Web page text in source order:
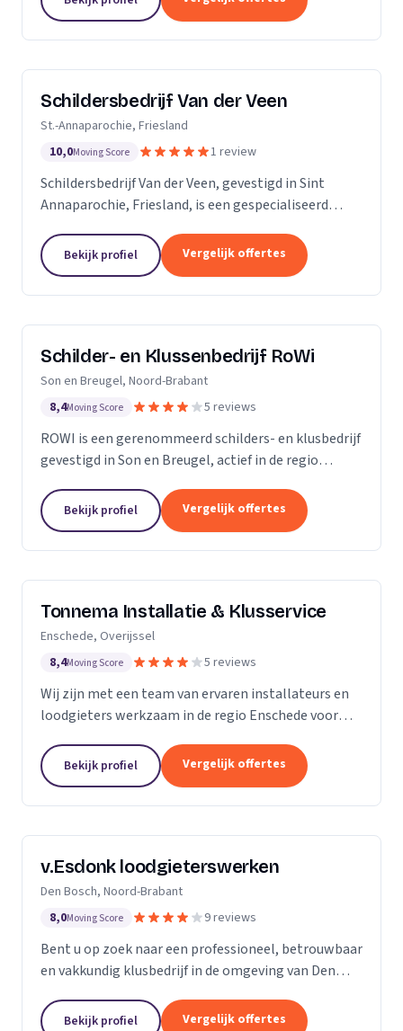
ziet...
Schildersbedrijf Van der Veen
St.-Annaparochie, Friesland
10,0Moving Score 1 review
Schildersbedrijf Van der Veen, gevestigd in Sint
Annaparochie, Friesland, is een gespecialiseerd
teruggaat tot 2010. Wij zijn voortgekomen uit het...
Bekijk profiel Vergelijk offertes
Schilder- en Klussenbedrijf RoWi
Son en Breugel, Noord-Brabant
8,4Moving Score 5 reviews
ROWI is een gerenommeerd schilders- en klusbedrijf
gevestigd in Son en Breugel, actief in de regio
aan diensten, variërend van schilderwerk tot...
Bekijk profiel Vergelijk offertes
Tonnema Installatie & Klusservice
Enschede, Overijssel
8,4Moving Score 5 reviews
Wij zijn met een team van ervaren installateurs en
loodgieters werkzaam in de regio Enschede voor
gespecialiseerd in de installatie van sanitair, gas-
en...
Bekijk profiel Vergelijk offertes
v.Esdonk loodgieterswerken
Den Bosch, Noord-Brabant
8,0Moving Score 9 reviews
Bent u op zoek naar een professioneel, betrouwbaar
en vakkundig klusbedrijf in de omgeving van Den
zowel particulieren als bedrijven kunnen wij...
Bekijk profiel Vergelijk offertes